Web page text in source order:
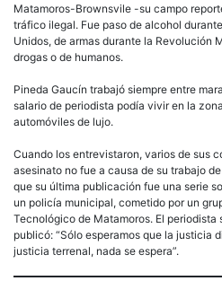
Matamoros-Brownsvile -su campo
tráfico ilegal. Fue paso de alcohol
Unidos, de armas durante la Revolución
drogas o de humanos.
Pineda Gaucín trabajó siempre entre
salario de periodista podía vivir en la
automóviles de lujo.
Cuando los entrevistaron, varios de sus
asesinato no fue a causa de su trabajo
que su última publicación fue una serie
un policía municipal, cometido por un
Tecnológico de Matamoros. El periodista
publicó: “Sólo esperamos que la justicia
justicia terrenal, nada se espera”.